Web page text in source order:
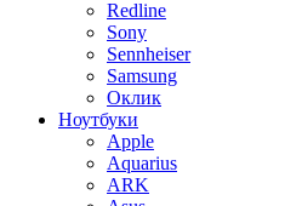
Redline
Sony
Sennheiser
Samsung
Оклик
Ноутбуки
Apple
Aquarius
ARK